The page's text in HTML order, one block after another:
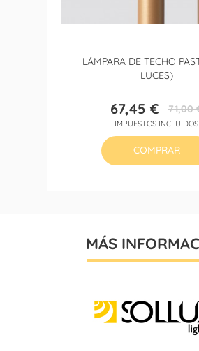
LÁMPARA DE TECHO
LUCES)
Precio
67,45 €Precio
base
71,00
IMPUESTOS INCLUIDOS
COMPRAR
MÁS